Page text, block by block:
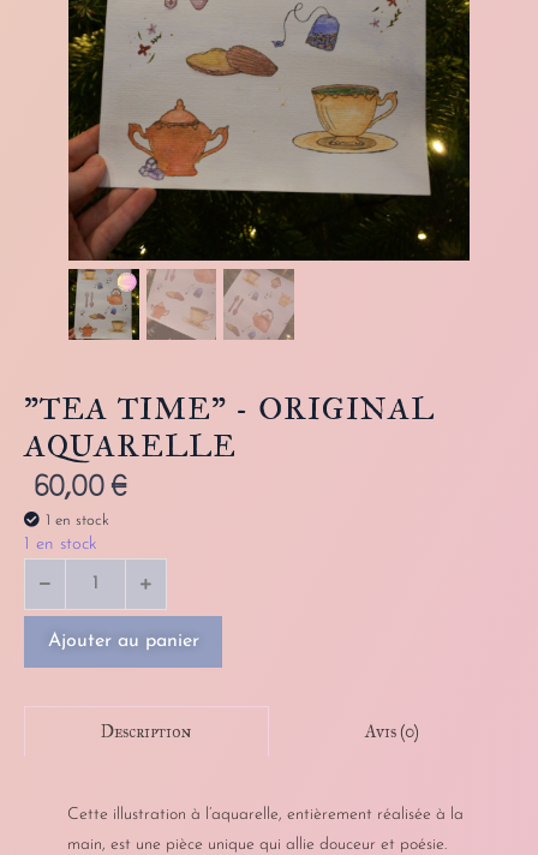
"TEA TIME" - ORIGINAL
AQUARELLE
60,00€
1 en stock
1 en stock
Ajouter au panier
Description Avis (0)
Cette illustration à l’aquarelle, entièrement réalisée à la
main, est une pièce unique qui allie douceur et poésie.